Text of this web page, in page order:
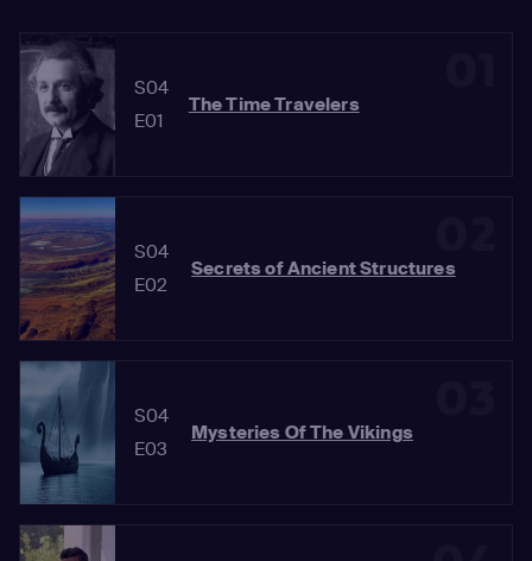
S04
E01
The Time Travelers
S04
E02
Secrets of Ancient Structures
S04
E03
Mysteries Of The Vikings